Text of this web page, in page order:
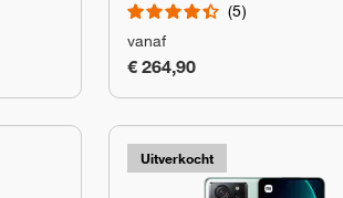
5
vanaf
€ 264,90
Uitverkocht